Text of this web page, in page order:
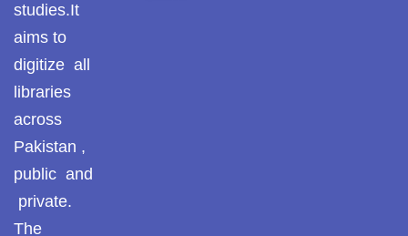
studies.It
aims to
digitize all
libraries
across
Pakistan ,
public and
private.
The